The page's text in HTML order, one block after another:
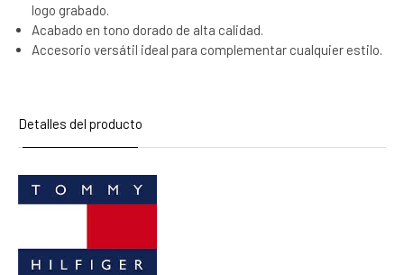
logo grabado.
Acabado en tono dorado de alta calidad.
Accesorio versátil ideal para complementar cualquier estilo.
Detalles del producto